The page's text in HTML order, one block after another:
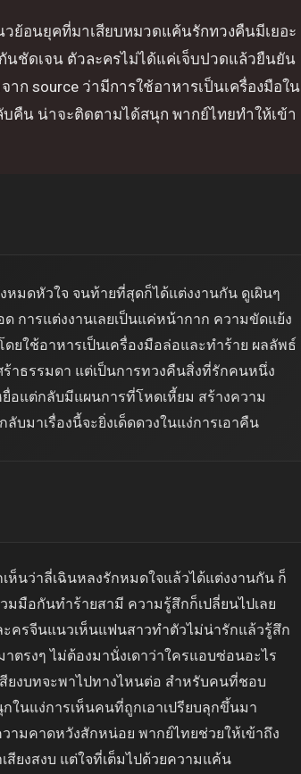
ย้อนยุคที่มาเสียบหมวดแค้นรักทวงคืนมีเยอะ
นชัดเจน ตัวละครไม่ได้แค่เจ็บปวดแล้วยืนยัน
ก source ว่ามีการใช้อาหารเป็นเครื่องมือใน
คืน น่าจะติดตามได้สนุก พากย์ไทยทำให้เข้า
มดหัวใจ จนท้ายที่สุดก็ได้แต่งงานกัน ดูเผินๆ
การแต่งงานเลยเป็นแค่หน้ากาก ความขัดแย้ง
ใช้อาหารเป็นเครื่องมือล่อและทำร้าย ผลลัพธ์
าธรรมดา แต่เป็นการทวงคืนสิ่งที่รักคนหนึ่ง
อแต่กลับมีแผนการที่โหดเหี้ยม สร้างความ
บมาเรื่องนี้จะยิ่งเด็ดดวงในแง่การเอาคืน
นว่าลี่เฉินหลงรักหมดใจแล้วได้แต่งงานกัน ก็
มือกันทำร้ายสามี ความรู้สึกก็เปลี่ยนไปเลย
ครจีนแนวเห็นแฟนสาวทำตัวไม่น่ารักแล้วรู้สึก
ตรงๆ ไม่ต้องมานั่งเดาว่าใครแอบซ่อนอะไร
ยงบทจะพาไปทางไหนต่อ สำหรับคนที่ชอบ
ในแง่การเห็นคนที่ถูกเอาเปรียบลุกขึ้นมา
ามคาดหวังสักหน่อย พากย์ไทยช่วยให้เข้าถึง
ยงสงบ แต่ใจที่เต็มไปด้วยความแค้น